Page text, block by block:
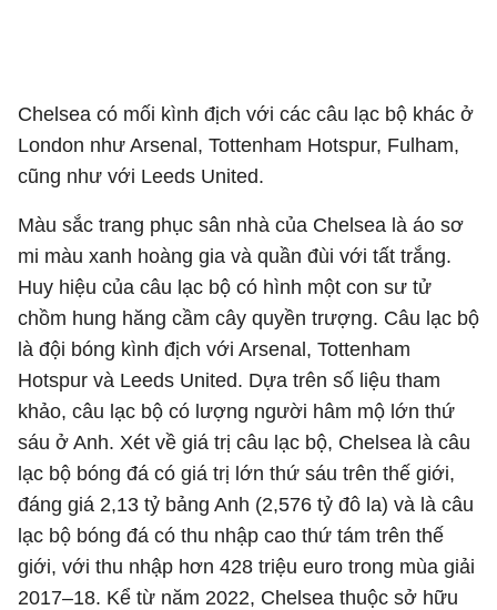
Chelsea có mối kình địch với các câu lạc bộ khác ở
London như Arsenal, Tottenham Hotspur, Fulham,
cũng như với Leeds United.
Màu sắc trang phục sân nhà của Chelsea là áo sơ
mi màu xanh hoàng gia và quần đùi với tất trắng.
Huy hiệu của câu lạc bộ có hình một con sư tử
chồm hung hăng cầm cây quyền trượng. Câu lạc bộ
là đội bóng kình địch với Arsenal, Tottenham
Hotspur và Leeds United. Dựa trên số liệu tham
khảo, câu lạc bộ có lượng người hâm mộ lớn thứ
sáu ở Anh. Xét về giá trị câu lạc bộ, Chelsea là câu
lạc bộ bóng đá có giá trị lớn thứ sáu trên thế giới,
đáng giá 2,13 tỷ bảng Anh (2,576 tỷ đô la) và là câu
lạc bộ bóng đá có thu nhập cao thứ tám trên thế
giới, với thu nhập hơn 428 triệu euro trong mùa giải
2017–18. Kể từ năm 2022, Chelsea thuộc sở hữu